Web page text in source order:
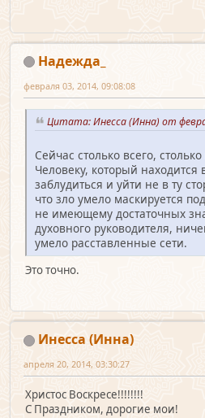
Надежда_
февраля 03, 2014, 09:08:08
Цитата: Инесса (Инна) от
Сейчас столько всего,
Человеку, который находится
заблудиться и уйти не в ту
что зло умело маскируется
не имеющему достаточных
духовного руководителя,
умело расставленные сети.
Это точно.
Инесса (Инна)
апреля 20, 2014, 03:30:27
Христос Воскресе!!!!!!!!
С Праздником, дорогие мои!